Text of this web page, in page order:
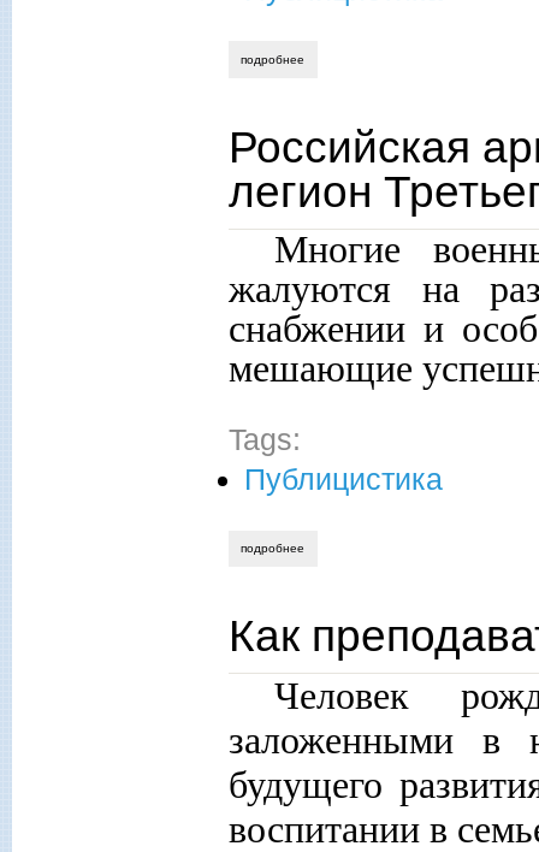
подробнее
Российская
легион
Многие
жалуются на
снабжении и
мешающие
Tags:
Публицистика
подробнее
Как
Человек
заложенными в
будущего
воспитании в